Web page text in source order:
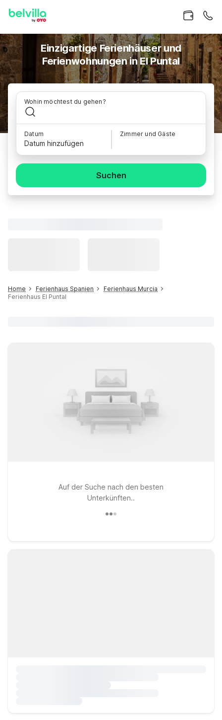
Einzigartige Ferienhäuser und
Ferienwohnungen in El Puntal
Wohin möchtest du gehen?
Datum
Datum hinzufügen
Zimmer und Gäste
Suchen
Home Ferienhaus Spanien
Ferienhaus Murcia
Ferienhaus El Puntal
Auf der Suche nach den besten
Unterkünften..